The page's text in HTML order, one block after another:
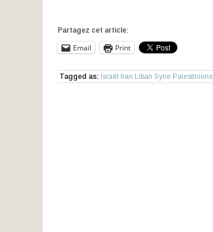
Partagez cet article:
Email Print
Tagged as: Israël Iran Liban Syrie Palestiniens